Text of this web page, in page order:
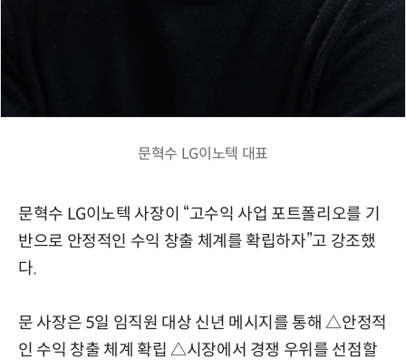
문혁수 LG이노텍 대표
문혁수 LG이노텍 사장이 “고수익 사업 포트폴리오를 기
반으로 안정적인 수익 창출 체계를 확립하자”고 강조했
다.
문 사장은 5일 임직원 대상 신년 메시지를 통해 △안정적
인 수익 창출 체계 확립 △시장에서 경쟁 우위를 선점할